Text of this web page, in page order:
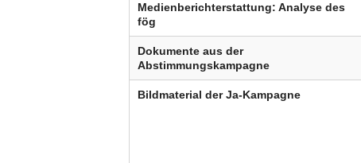
Medienberichterstattung: Analyse des
fög
Dokumente aus der
Abstimmungskampagne
Bildmaterial der Ja-Kampagne